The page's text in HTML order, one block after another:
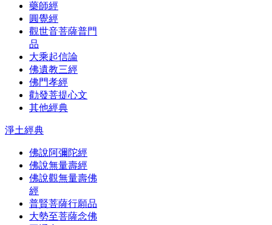
藥師經
圓覺經
觀世音菩薩普門
品
大乘起信論
佛遺教三經
佛門孝經
勸發菩提心文
其他經典
淨土經典
佛說阿彌陀經
佛說無量壽經
佛說觀無量壽佛
經
普賢菩薩行願品
大勢至菩薩念佛